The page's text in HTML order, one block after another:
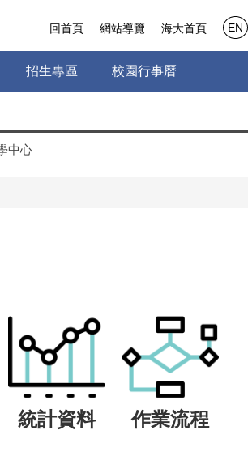
招生專區 校園行事曆
回首頁 網站導覽 海大首頁 EN
中心
統計資料 作業流程